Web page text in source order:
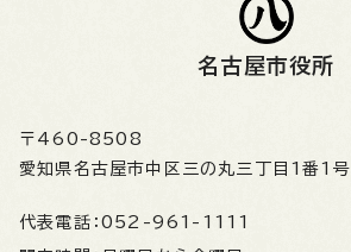
名古屋市役所
〒460-8508
愛知県名古屋市中区三の丸三丁目1番1号
代表電話： 052-961-1111